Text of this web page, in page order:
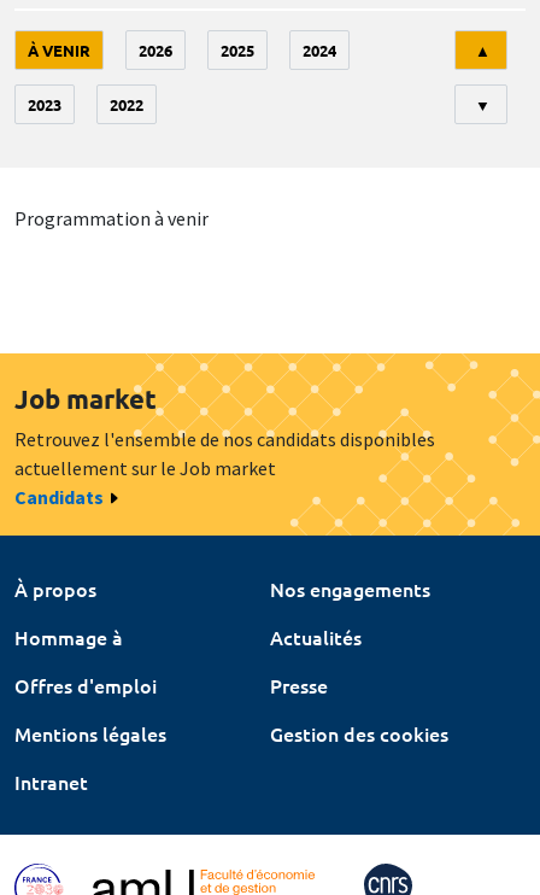
À VENIR 2026 2025 2024
2023 2022
▲
▼
Programmation à venir
Job market
Retrouvez l'ensemble de nos candidats disponibles
actuellement sur le Job market
Candidats
À propos
Nos engagements
Hommage à
Actualités
Offres d'emploi
Presse
Mentions légales
Gestion des cookies
Intranet